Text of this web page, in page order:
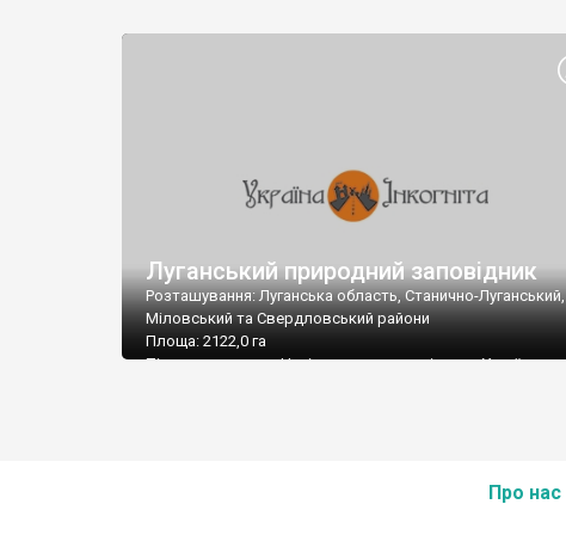
Луганський природний заповідник
Розташування: Луганська область, Станично-Луганський,
Міловський та Свердловський райони
Площа: 2122,0 га
Підпорядкування: Національна академія наук України
Про нас